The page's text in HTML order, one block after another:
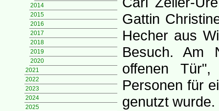
2014
2015
2016
2017
2018
2019
2020
2021
2022
2023
2024
2025
Gattin
Hecher aus
Besuch. Am
offenen
Personen für
genutzt wurde.